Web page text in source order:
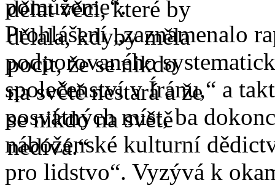
pomůžeme“.
Prohlášení „zaznamenalo
podporovaného
společenství v Íránu,“ a
posvátných míst, ba
náboženské kulturní
pro lidstvo“. Vyzývá k